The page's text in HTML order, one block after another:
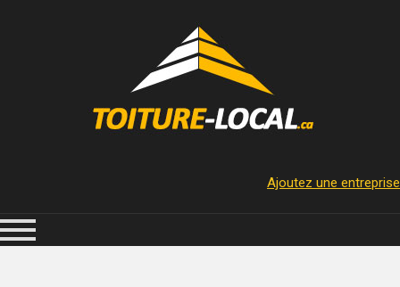
Ajoutez une entreprise